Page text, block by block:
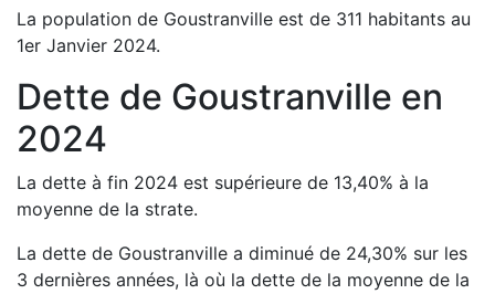
La population de Goustranville est de 311 habitants au
1er Janvier 2024.
Dette de Goustranville en
2024
La dette à fin 2024 est supérieure de 13,40% à la
moyenne de la strate.
La dette de Goustranville a diminué de 24,30% sur les
3 dernières années, là où la dette de la moyenne de la